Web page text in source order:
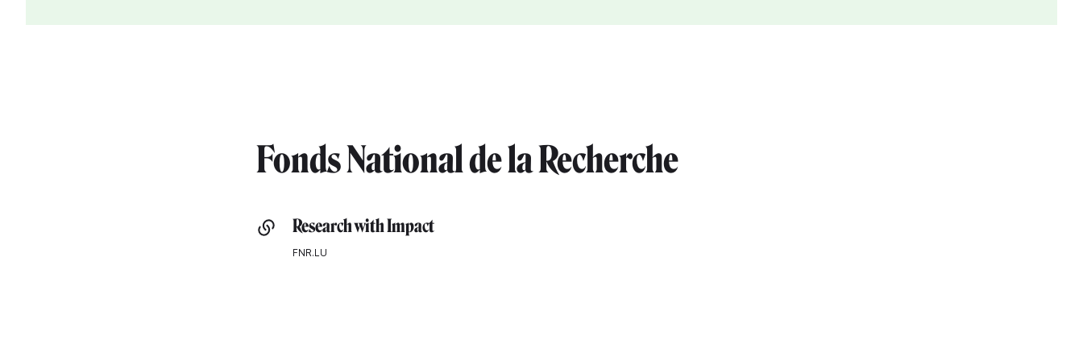
Fonds National de la Recherche
Research with Impact
FNR.LU